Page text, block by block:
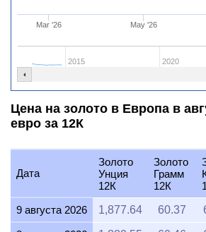
Mar '26 May '26
2015 2020
Цена на золото в Европа в
евро за 12К
Дата
Золото
Унция
12К
Золото
Грамм
12К
9 августа 2026
1,877.64 60.37